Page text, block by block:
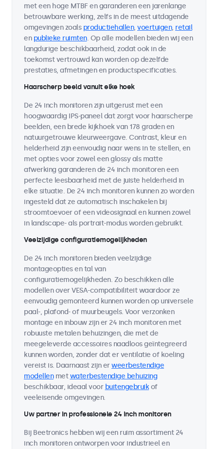
met een hoge MTBF en garanderen een jarenlange
betrouwbare werking, zelfs in de meest uitdagende
omgevingen zoals productiehallen, voertuigen, retail
en publieke ruimten. Op alle modellen bieden wij een
langdurige beschikbaarheid, zodat ook in de
toekomst vertrouwd kan worden op dezelfde
prestaties, afmetingen en productspecificaties.
Haarscherp beeld vanuit elke hoek
De 24 inch monitoren zijn uitgerust met een
hoogwaardig IPS-paneel dat zorgt voor haarscherpe
beelden, een brede kijkhoek van 178 graden en
natuurgetrouwe kleurweergave. Contrast, kleur en
helderheid zijn eenvoudig naar wens in te stellen, en
met opties voor zowel een glossy als matte
afwerking garanderen de 24 inch monitoren een
perfecte leesbaarheid met de juiste helderheid in
elke situatie. De 24 inch monitoren kunnen zo worden
ingesteld dat ze automatisch inschakelen bij
stroomtoevoer of een videosignaal en kunnen zowel
in landscape- als portrait-modus worden gebruikt.
Veelzijdige configuratiemogelijkheden
De 24 inch monitoren bieden veelzijdige
montageopties en tal van
configuratiemogelijkheden. Zo beschikken alle
modellen over VESA-compatibiliteit waardoor ze
eenvoudig gemonteerd kunnen worden op universele
paal-, plafond- of muurbeugels. Voor verzonken
montage en inbouw zijn er 24 inch monitoren met
robuuste metalen behuizingen, die met de
meegeleverde accessoires naadloos geïntegreerd
kunnen worden, zonder dat er ventilatie of koeling
vereist is. Daarnaast zijn erweerbestendige
modellenmetwaterbestendige behuizing
beschikbaar, ideaal voor buitengebruikof
veeleisende omgevingen.
Uw partner in professionele 24 inch monitoren
Bij Beetronics hebben wij een ruim assortiment 24
inch monitoren ontworpen voor industrieel en